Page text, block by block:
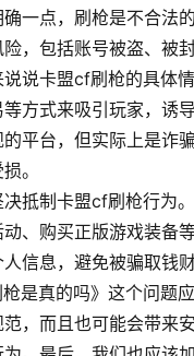
一点，刷枪是不合法
，包括账号被盗、被
说卡盟cf刷枪的具体
方式来吸引玩家，诱
平台，但实际上是诈
。
抵制卡盟cf刷枪行为
、购买正版游戏装备
信息，避免被骗取钱财
是真的吗》这个问题
，而且也可能会带来